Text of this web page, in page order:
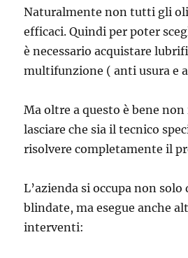
Naturalmente non tutti gli
efficaci. Quindi per poter
è necessario acquistare
multifunzione ( anti usura e
Ma oltre a questo è bene
lasciare che sia il tecnico
risolvere completamente il
L’azienda si occupa non
blindate, ma esegue anche
interventi: